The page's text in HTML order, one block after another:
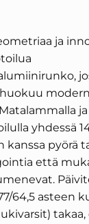
ja
yhdessä
kanssa pyörä
että
64,5 asteen
takaa,